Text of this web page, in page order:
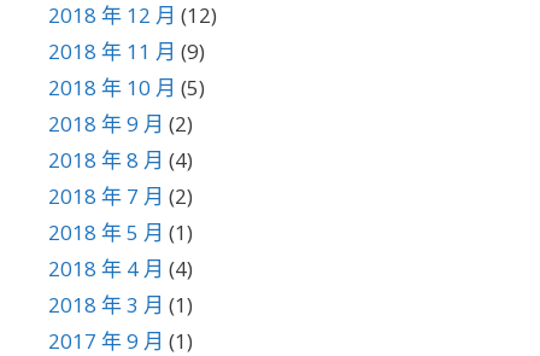
2018 年 12 月 (12)
2018 年 11 月 (9)
2018 年 10 月 (5)
2018 年 9 月 (2)
2018 年 8 月 (4)
2018 年 7 月 (2)
2018 年 5 月 (1)
2018 年 4 月 (4)
2018 年 3 月 (1)
2017 年 9 月 (1)